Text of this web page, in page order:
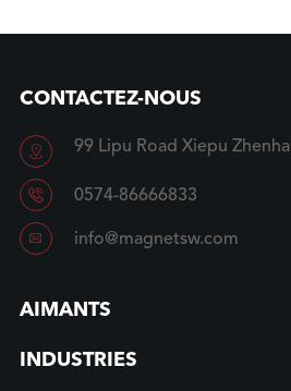
CONTACTEZ-NOUS
 99 Lipu Road Xiepu
 0574-86666833
 info@magnetsw.com
AIMANTS
INDUSTRIES